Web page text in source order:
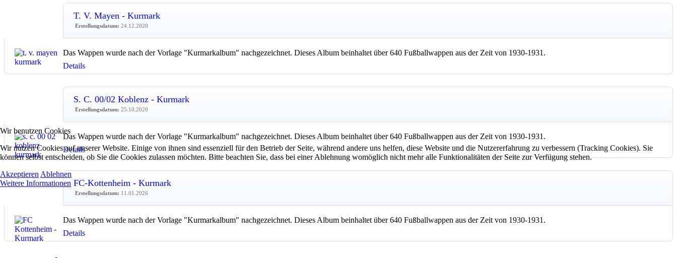
T. V. Mayen - Kurmark
Erstellungsdatum: 24.12.2020
Das Wappen wurde nach der Vorlage "Kurmarkalbum" nachgezeichnet. Dieses Album beinhaltet über 640 Fußballwappen aus der Zeit von 1930-1931.
Details
S. C. 00/02 Koblenz - Kurmark
Erstellungsdatum: 25.10.2020
Das Wappen wurde nach der Vorlage "Kurmarkalbum" nachgezeichnet. Dieses Album beinhaltet über 640 Fußballwappen aus der Zeit von 1930-1931.
Details
FC-Kottenheim - Kurmark
Erstellungsdatum: 11.01.2026
Das Wappen wurde nach der Vorlage "Kurmarkalbum" nachgezeichnet. Dieses Album beinhaltet über 640 Fußballwappen aus der Zeit von 1930-1931.
Details
Wir benutzen Cookies
Wir nutzen Cookies auf unserer Website. Einige von ihnen sind essenziell für den Betrieb der Seite, während andere uns helfen, diese Website und die Nutzererfahrung zu verbessern (Tracking Cookies). Sie
können selbst entscheiden, ob Sie die Cookies zulassen möchten. Bitte beachten Sie, dass bei einer Ablehnung womöglich nicht mehr alle Funktionalitäten der Seite zur Verfügung stehen.
Akzeptieren Ablehnen
Weitere Informationen